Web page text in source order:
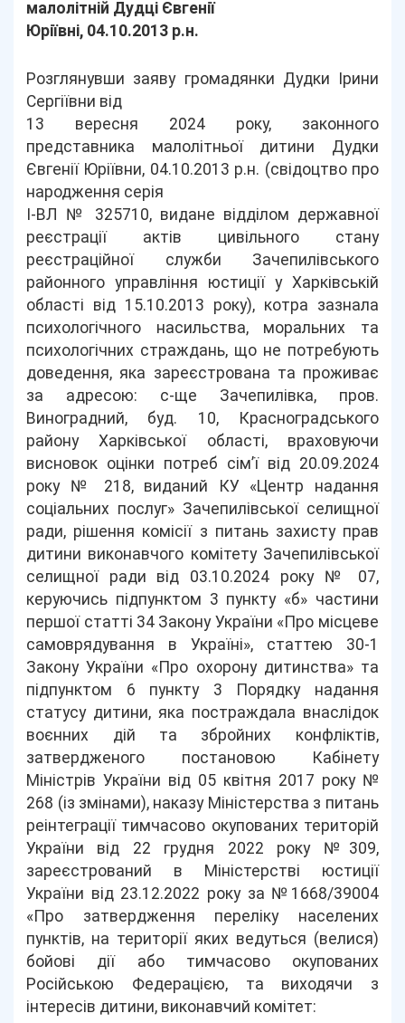
малолітній Дудці Євгенії
Юріївні, 04.10.2013 р.н.
Розглянувши заяву громадянки Дудки Ірини
Сергіївни від
13 вересня 2024 року, законного
представника малолітньої дитини Дудки
Євгенії Юріївни, 04.10.2013 р.н. (свідоцтво про
народження серія
І-ВЛ № 325710, видане відділом державної
реєстрації актів цивільного стану
реєстраційної служби Зачепилівського
районного управління юстиції у Харківській
області від 15.10.2013 року), котра зазнала
психологічного насильства, моральних та
психологічних страждань, що не потребують
доведення, яка зареєстрована та проживає
за адресою: с-ще Зачепилівка, пров.
Виноградний, буд. 10, Красноградського
району Харківської області, враховуючи
висновок оцінки потреб сім’ї від 20.09.2024
року № 218, виданий КУ «Центр надання
соціальних послуг» Зачепилівської селищної
ради, рішення комісії з питань захисту прав
дитини виконавчого комітету Зачепилівської
селищної ради від 03.10.2024 року № 07,
керуючись підпунктом 3 пункту «б» частини
першої статті 34 Закону України «Про місцеве
самоврядування в Україні», статтею 30-1
Закону України «Про охорону дитинства» та
підпунктом 6 пункту 3 Порядку надання
статусу дитини, яка постраждала внаслідок
воєнних дій та збройних конфліктів,
затвердженого постановою Кабінету
Міністрів України від 05 квітня 2017 року №
268 (із змінами), наказу Міністерства з питань
реінтеграції тимчасово окупованих територій
України від 22 грудня 2022 року №309,
зареєстрований в Міністерстві юстиції
України від 23.12.2022 року за №1668/39004
«Про затвердження переліку населених
пунктів, на території яких ведуться (велися)
бойові дії або тимчасово окупованих
Російською Федерацією, та виходячи з
інтересів дитини, виконавчий комітет: